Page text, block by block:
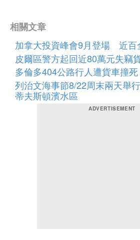
相關文章
加拿大投資峰會9月登場 近百
皮爾區警方起回近80萬元失竊
多倫多404公路行人遭貨車撞
列治文海事節8/22周末兩天舉
蒂夫斯頓濱水區